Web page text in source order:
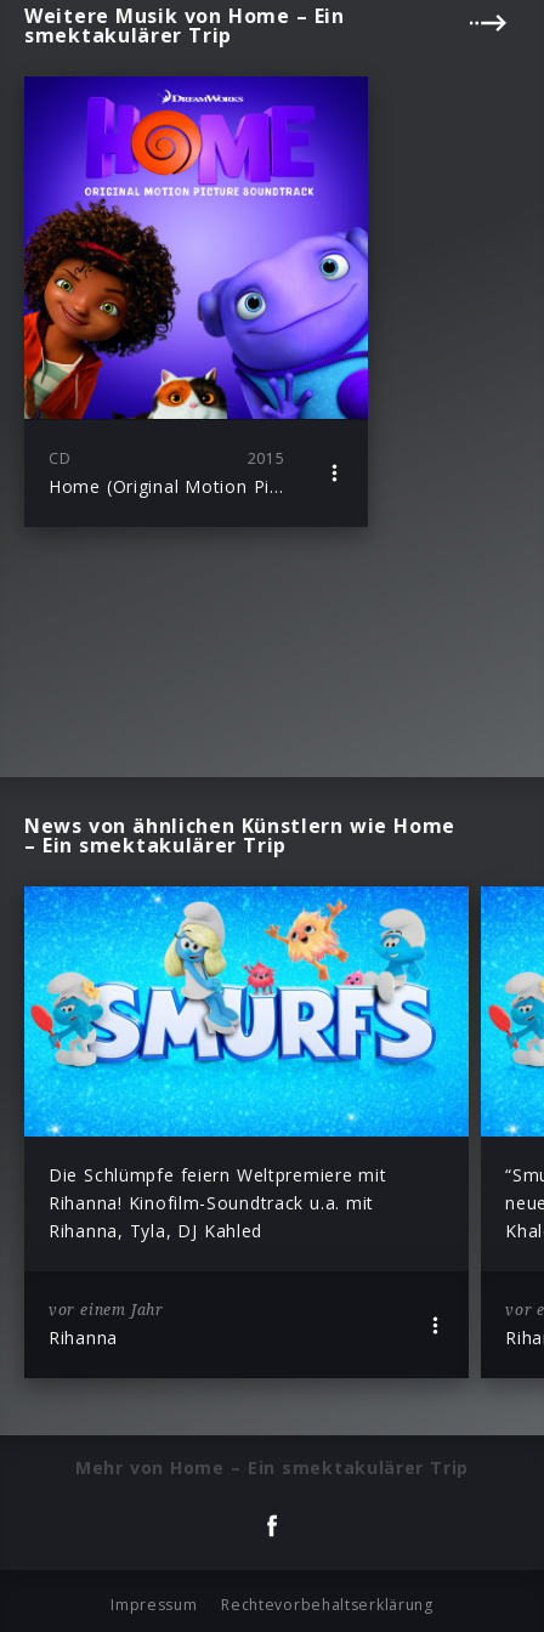
Weitere Musik von Home – Ein
smektakulärer Trip
CD 2015
Home (Original Motion Picture Soundtrack)
News von ähnlichen Künstlern wie Home
– Ein smektakulärer Trip
Die Schlümpfe feiern Weltpremiere mit
Rihanna! Kinofilm-Soundtrack u.a. mit
Rihanna, Tyla, DJ Kahled
vor einem Jahr
Rihanna
vor
Mehr von Home – Ein smektakulärer Trip
Impressum Rechtevorbehaltserklärung